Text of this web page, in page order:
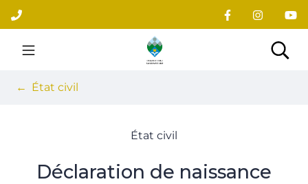
Aller
au
contenu
Site officiel du village
État civil
État civil
Déclaration de naissance